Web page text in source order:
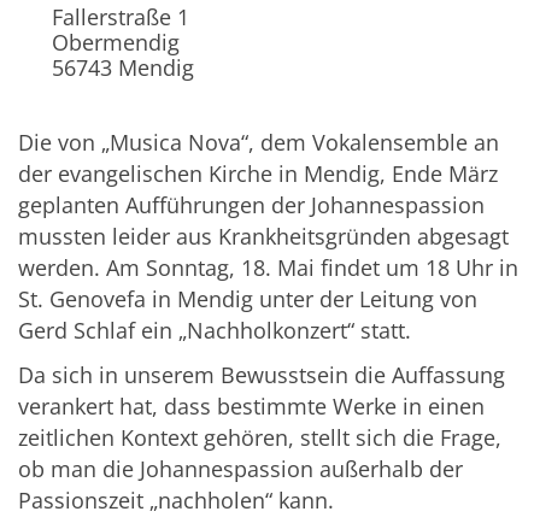
Fallerstraße 1
Obermendig
56743Mendig
Die von „Musica Nova“, dem Vokalensemble an
der evangelischen Kirche in Mendig, Ende März
geplanten Aufführungen der Johannespassion
mussten leider aus Krankheitsgründen abgesagt
werden. Am Sonntag, 18. Mai findet um 18 Uhr in
St. Genovefa in Mendig unter der Leitung von
Gerd Schlaf ein „Nachholkonzert“ statt.
Da sich in unserem Bewusstsein die Auffassung
verankert hat, dass bestimmte Werke in einen
zeitlichen Kontext gehören, stellt sich die Frage,
ob man die Johannespassion außerhalb der
Passionszeit „nachholen“ kann.